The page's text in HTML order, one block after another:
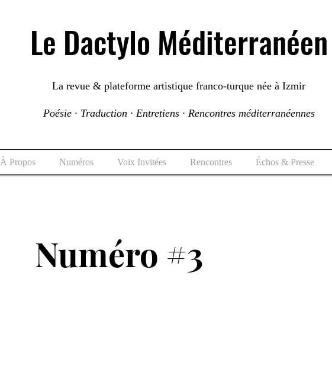
Le Dactylo Méditerranéen
La revue & plateforme artistique franco-turque née à Izmir
Poésie · Traduction · Entretiens · Rencontres méditerranéennes
À Propos Numéros Voix Invitées Rencontres Échos & Presse
Numéro #3